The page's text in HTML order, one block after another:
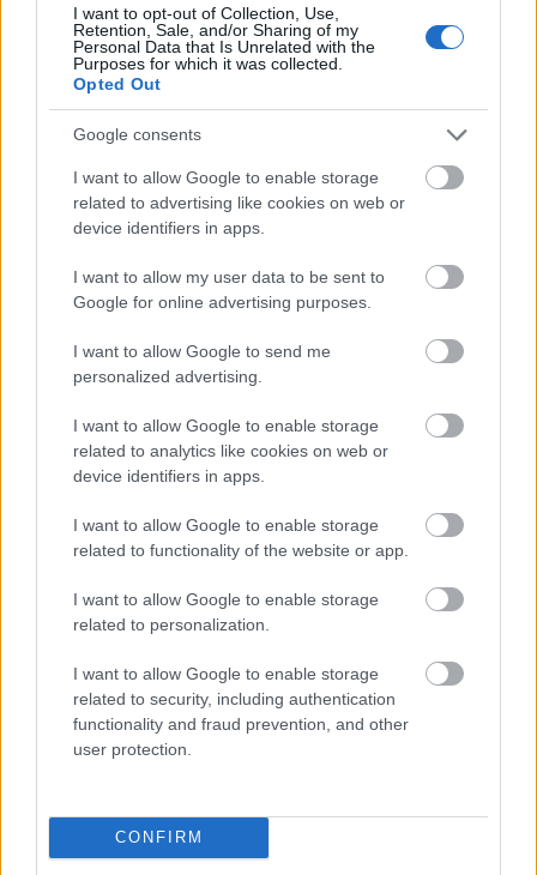
I want to opt-out of Collection, Use,
Retention, Sale, and/or Sharing of my
Personal Data that Is Unrelated with the
Purposes for which it was collected.
Opted Out
Google consents
I want to allow Google to enable storage
related to advertising like cookies on web or
device identifiers in apps.
I want to allow my user data to be sent to
Google for online advertising purposes.
I want to allow Google to send me
personalized advertising.
I want to allow Google to enable storage
related to analytics like cookies on web or
device identifiers in apps.
I want to allow Google to enable storage
related to functionality of the website or app.
I want to allow Google to enable storage
related to personalization.
I want to allow Google to enable storage
related to security, including authentication
functionality and fraud prevention, and other
user protection.
CONFIRM
szupermodern hazai 4G hálózat
Tech| 2015.09.10 12:10
Nem létezhet IoT az 5G nélkül
Üzlet | 2015.08.05 15:00
Új munkavégzési forma alakul
| 2014.02.21 18:00
Végre internetezhetünk a
fedélzeten is!
A Vöröskereszt partnere lett a
Tech| 2013.05.09 16:30
Olasz 4G-t épít a Huawei
Tech
Szerverszolgáltatások
kommunikáló gépeknek